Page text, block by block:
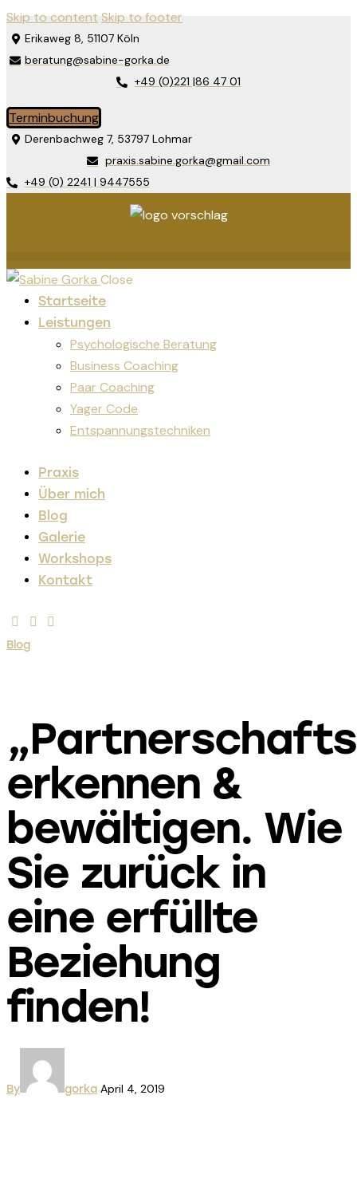
Skip to content Skip to footer
Erikaweg 8, 51107 Köln
beratung@sabine-gorka.de
+49 (0)221 |86 47 01
Terminbuchung
Derenbachweg 7, 53797 Lohmar
praxis.sabine.gorka@gmail.com
+49 (0) 2241 | 9447555
Close
Startseite
Leistungen
Psychologische Beratung
Business Coaching
Paar Coaching
Yager Code
Entspannungstechniken
Praxis
Über mich
Blog
Galerie
Workshops
Kontakt
Blog
erkennen &
bewältigen. Wie
Sie zurück in
eine erfüllte
Beziehung
finden!
By gorka April 4, 2019